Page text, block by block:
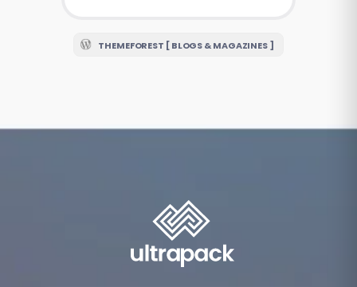
THEMEFOREST [ BLOGS & MAGAZINES ]